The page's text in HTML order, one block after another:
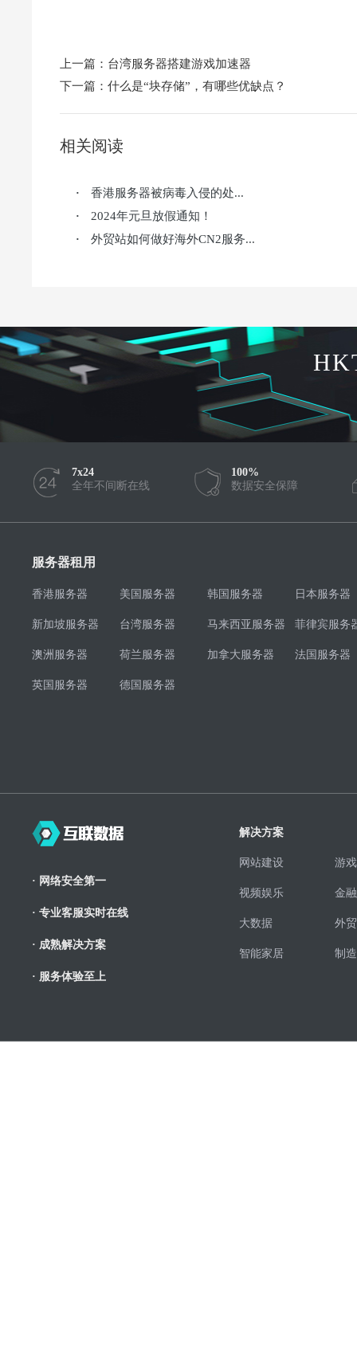
上一篇： 台湾服务器搭建游戏加速器
下一篇： 什么是“块存储”，有哪些优缺点？
相关阅读
· 香港服务器被病毒入侵的处...
· 2024年元旦放假通知！
· 外贸站如何做好海外CN2服务...
7x24
全年不间断在线
100%
数据安全保障
服务器租用
香港服务器 美国服务器 韩国服务器 日本服务器
新加坡服务器 台湾服务器 马来西亚服务器 菲律宾服务
澳洲服务器 荷兰服务器 加拿大服务器 法国服务器
英国服务器 德国服务器
· 网络安全第一
· 专业客服实时在线
· 成熟解决方案
· 服务体验至上
解决方案
网站建设 游
视频娱乐 金
大数据 外
智能家居 制